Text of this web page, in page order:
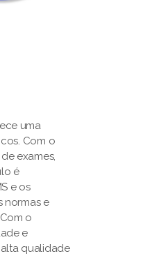
uma
Com o
exames,
é
e os
normas e
o
e
qualidade